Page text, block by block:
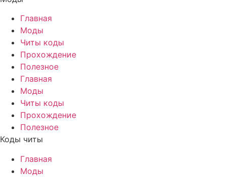
Главная
Моды
Читы коды
Прохождение
Полезное
Главная
Моды
Читы коды
Прохождение
Полезное
Коды читы
Главная
Моды